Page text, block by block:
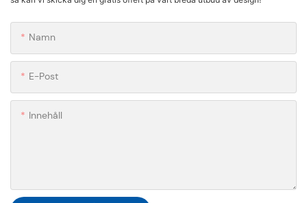
Namn
E-Post
Innehåll